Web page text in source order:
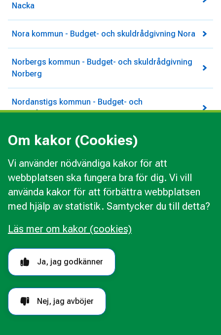
Om kakor (Cookies)
Vi använder nödvändiga kakor för att
webbplatsen ska fungera bra för dig. Vi vill
använda kakor för att förbättra webbplatsen
med hjälp av statistik. Samtycker du till detta?
Ja, jag godkänner
Nej, jag avböjer
Läs mer om kakor (cookies)
Nacka
Nora kommun - Budget- och skuldrådgivning Nora
Norbergs kommun - Budget- och skuldrådgivning
Norberg
Nordanstigs kommun - Budget- och
skuldrådgivning Nordanstigs kommun
Nordmalings kommun - Budget- och
Norrköpings kommun - Budget- och
skuldrådgivning Norrköping
Norrtälje
Norsjö kommun - Konsument Skellefteå Budget-
och skuldrådgivning
Nybro kommun - Budget- och skuldrådgivning
Nybro